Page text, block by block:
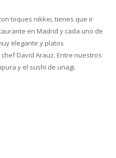
toques nikkei, tienes que ir
en Madrid y cada uno de
elegante y platos
David Arauz. Entre nuestros
y el sushi de unagi.